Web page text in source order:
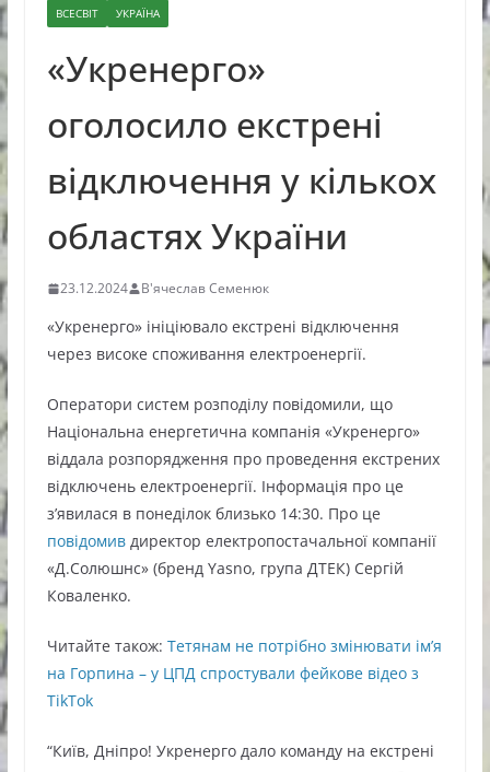
ВСЕСВІТ УКРАЇНА
«Укренерго»
оголосило екстрені
відключення у кількох
областях України
23.12.2024 В'ячеслав Семенюк
«Укренерго» ініціювало екстрені відключення
через високе споживання електроенергії.
Оператори систем розподілу повідомили, що
Національна енергетична компанія «Укренерго»
віддала розпорядження про проведення екстрених
відключень електроенергії. Інформація про це
з’явилася в понеділок близько 14:30. Про це
повідомивдиректор електропостачальної компанії
«Д.Солюшнс» (бренд Yasno, група ДТЕК) Сергій
Коваленко.
Читайте також: Тетянам не потрібно змінювати ім’я
на Горпина – у ЦПД спростували фейкове відео з
TikTok
“Київ, Дніпро! Укренерго дало команду на екстрені